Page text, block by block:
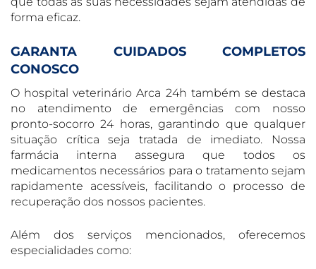
forma eficaz.
GARANTA CUIDADOS COMPLETOS
CONOSCO
O hospital veterinário Arca 24h também se destaca
no atendimento de emergências com nosso
pronto-socorro 24 horas, garantindo que qualquer
situação crítica seja tratada de imediato. Nossa
farmácia interna assegura que todos os
medicamentos necessários para o tratamento sejam
rapidamente acessíveis, facilitando o processo de
recuperação dos nossos pacientes.
Além dos serviços mencionados, oferecemos
especialidades como: